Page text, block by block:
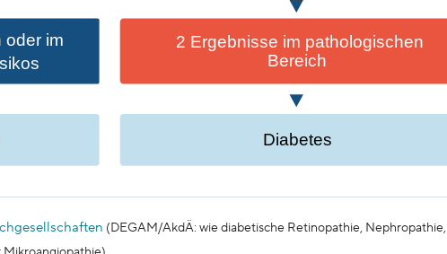
(DEGAM/AkdÄ: wie diabetische Retinopathie, Nephropathie,